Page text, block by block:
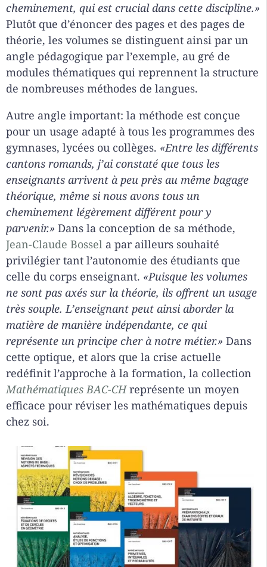
cheminement, qui est crucial dans cette discipline.»
Plutôt que d’énoncer des pages et des pages de
théorie, les volumes se distinguent ainsi par un
angle pédagogique par l’exemple, au gré de
modules thématiques qui reprennent la structure
de nombreuses méthodes de langues.
Autre angle important: la méthode est conçue
pour un usage adapté à tous les programmes des
gymnases, lycées ou collèges. «Entre les différents
cantons romands, j’ai constaté que tous les
enseignants arrivent à peu près au même bagage
théorique, même si nous avons tous un
cheminement légèrement différent pour y
parvenir.» Dans la conception de sa méthode,
Jean-Claude Bossel a par ailleurs souhaité
privilégier tant l’autonomie des étudiants que
celle du corps enseignant. «Puisque les volumes
ne sont pas axés sur la théorie, ils offrent un usage
très souple. L’enseignant peut ainsi aborder la
matière de manière indépendante, ce qui
représente un principe cher à notre métier.» Dans
cette optique, et alors que la crise actuelle
redéfinit l’approche à la formation, la collection
Mathématiques BAC-CHreprésente un moyen
efficace pour réviser les mathématiques depuis
chez soi.